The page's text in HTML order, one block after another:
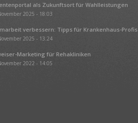
als Zukunftsort für Wahlleistungen
2025 - 18:03
verbessern: Tipps für Krankenhaus-Profis
2025 - 13:24
Marketing für Rehakliniken
2022 - 14:05